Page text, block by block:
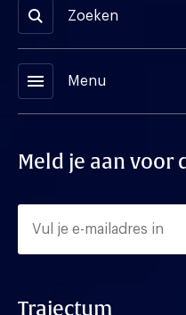
Zoeken
menu Menu
Meld je aan voor
Trajectum